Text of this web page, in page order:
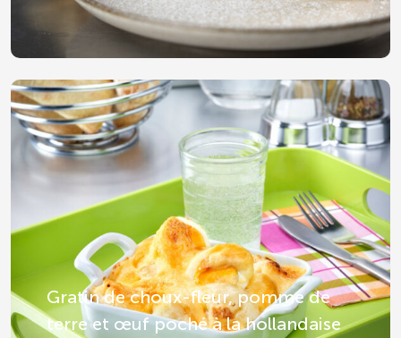
Gratin de choux-fleur, pomme de
terre et œuf poché à la hollandaise